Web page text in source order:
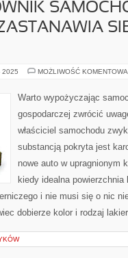
2025 MOŻLIWOŚĆ
Warto wypożyczając
gospodarczej zwrócić
właściciel samochodu
substancją pokryta jest
nowe auto w upragnionym
kiedy idealna
i nie musi się o nic
dobierze kolor i rodzaj